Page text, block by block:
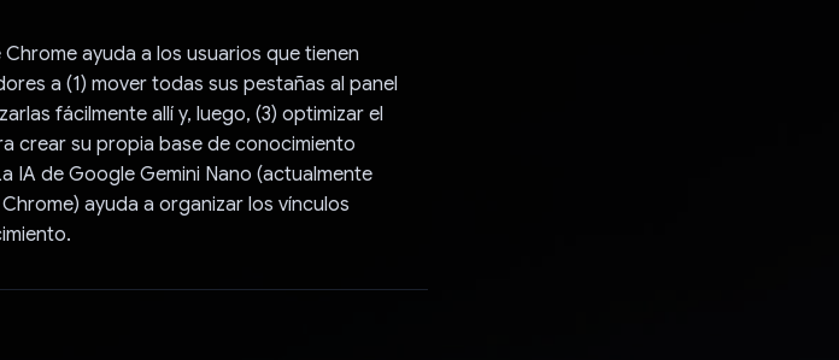
ayuda a los usuarios que tienen
a (1) mover todas sus pestañas al panel
fácilmente allí y, luego, (3) optimizar el
crear su propia base de conocimiento
IA de Google Gemini Nano (actualmente
ayuda a organizar los vínculos